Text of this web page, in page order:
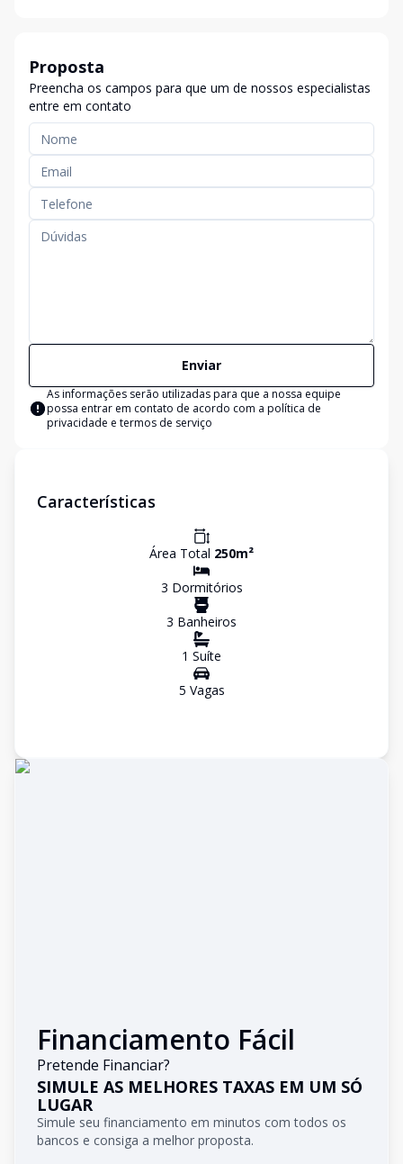
Proposta
Preencha os campos para que um de nossos especialistas
entre em contato
Enviar
As informações serão utilizadas para que a nossa equipe
possa entrar em contato de acordo com a política de
privacidade e termos de serviço
Características
Área Total 250m²
3 Dormitórios
3 Banheiros
1 Suíte
5 Vagas
Financiamento Fácil
Pretende Financiar?
SIMULE AS MELHORES TAXAS EM UM SÓ
LUGAR
Simule seu financiamento em minutos com todos os
bancos e consiga a melhor proposta.